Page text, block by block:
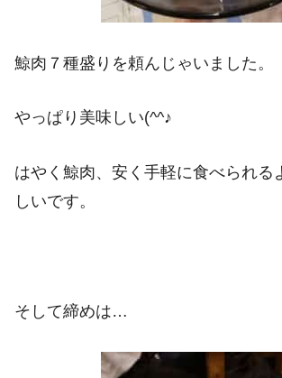
鯨肉７種盛りを頼んじゃいました。
やっぱり美味しい(^^♪
はやく鯨肉、安く手軽に食べられる
しいです。
そして締めは…